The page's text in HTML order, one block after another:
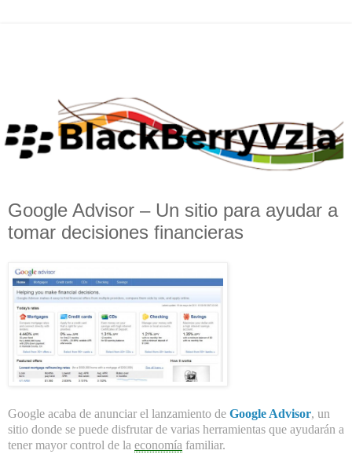
Google Advisor – Un sitio para ayudar a
tomar decisiones financieras
Google acaba de anunciar el lanzamiento de Google Advisor, un
sitio donde se puede disfrutar de varias herramientas que ayudarán a
tener mayor control de la economía familiar.